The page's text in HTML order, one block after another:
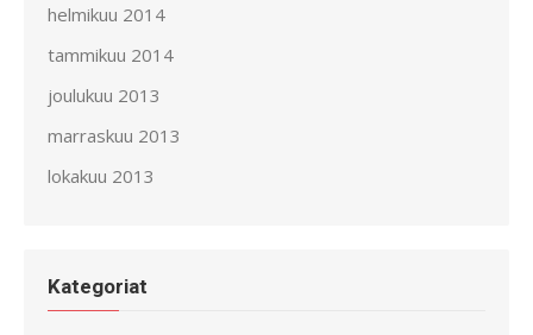
helmikuu 2014
tammikuu 2014
joulukuu 2013
marraskuu 2013
lokakuu 2013
Kategoriat